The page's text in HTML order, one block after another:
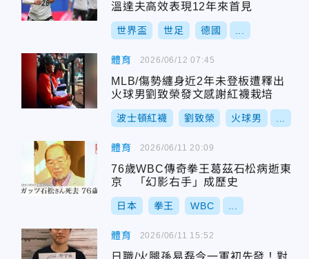
溫達夫高效表現12年來首見
世界盃 世足 德國
體育
MLB/傷勢纏身近2年未登板遭釋出
火球男劉致榮發文感謝紅襪栽培
波士頓紅襪 劉致榮 火球男
2026/06/12 07:45
體育
76歲WBC傳奇拳王葛茲石松病逝東
京 「幻影右手」成歷史
日本 拳王 WBC
2026/06/11 20:09
體育
日職/火腿孫易磊今一軍初先發！對
2026/06/11 15:52